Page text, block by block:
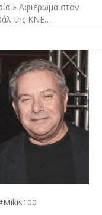
» Αφιέρωμα στον
της ΚΝΕ…